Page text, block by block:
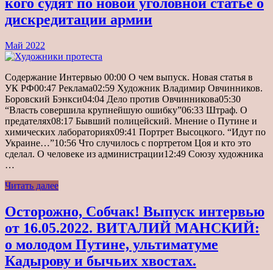
кого судят по новой уголовной статье о
дискредитации армии
Май 2022
Содержание Интервью 00:00 О чем выпуск. Новая статья в
УК РФ00:47 Реклама02:59 Художник Владимир Овчинников.
Боровский Бэнкси04:04 Дело против Овчинникова05:30
“Власть совершила крупнейшую ошибку”06:33 Штраф. О
предателях08:17 Бывший полицейский. Мнение о Путине и
химических лабораториях09:41 Портрет Высоцкого. “Идут по
Украине…”10:56 Что случилось с портретом Цоя и кто это
сделал. О человеке из администрации12:49 Союзу художника
…
Читать далее
Осторожно, Собчак! Выпуск интервью
от 16.05.2022. ВИТАЛИЙ МАНСКИЙ:
о молодом Путине, ультиматуме
Кадырову и бычьих хвостах.